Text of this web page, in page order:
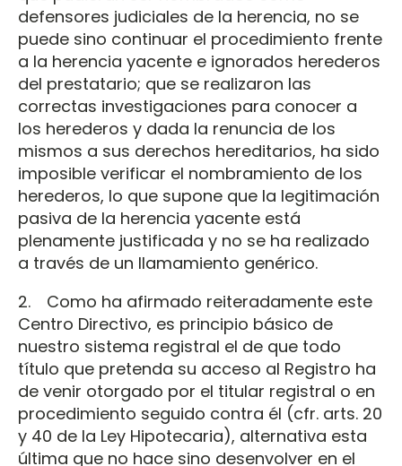
defensores judiciales de la herencia, no se
puede sino continuar el procedimiento frente
a la herencia yacente e ignorados herederos
del prestatario; que se realizaron las
correctas investigaciones para conocer a
los herederos y dada la renuncia de los
mismos a sus derechos hereditarios, ha sido
imposible verificar el nombramiento de los
herederos, lo que supone que la legitimación
pasiva de la herencia yacente está
plenamente justificada y no se ha realizado
a través de un llamamiento genérico.
2. Como ha afirmado reiteradamente este
Centro Directivo, es principio básico de
nuestro sistema registral el de que todo
título que pretenda su acceso al Registro ha
de venir otorgado por el titular registral o en
procedimiento seguido contra él (cfr. arts. 20
y 40 de la Ley Hipotecaria), alternativa esta
última que no hace sino desenvolver en el